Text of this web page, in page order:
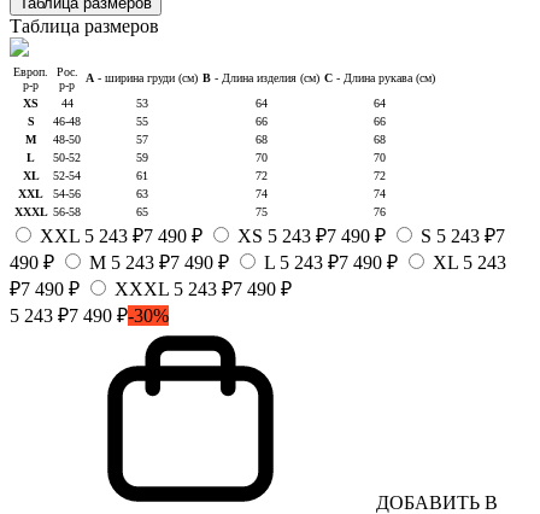
Таблица размеров
Европ.
р-р
Рос.
р-р
A - ширина груди (см) B - Длина изделия (см) C - Длина рукава (см)
XS
44 53 64
64
S
46-48 55 66
66
M
48-50 57 68
68
L
50-52 59 70
70
XL
52-54 61 72
72
XXL
54-56 63 74
74
XXXL 56-58 65 75 76
XXL 5 243 ₽7 490 ₽ XS 5 243 ₽7 490 ₽ S 5 243 ₽7
490 ₽
M 5 243 ₽7 490 ₽ L 5 243 ₽7 490 ₽ XL 5 243
₽7 490 ₽ XXXL 5 243 ₽7 490 ₽
5 243 ₽7 490 ₽-30%
ДОБАВИТЬ В